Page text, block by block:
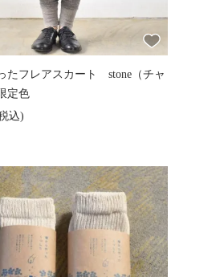
たフレアスカート stone（チャ
定色
込)